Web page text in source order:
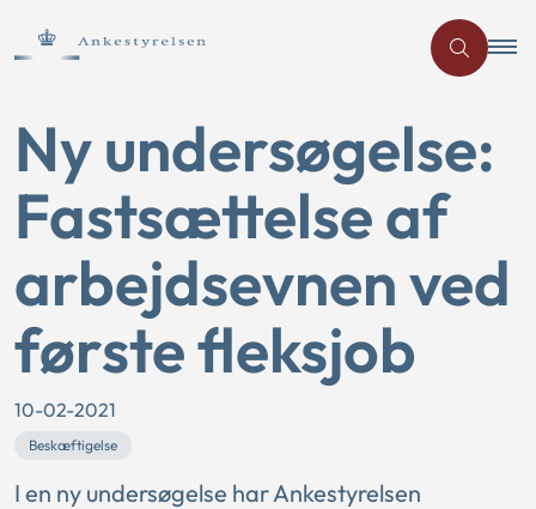
Ny undersøgelse:
Fastsættelse af
arbejdsevnen ved
første fleksjob
10-02-2021
Beskæftigelse
I en ny undersøgelse har Ankestyrelsen